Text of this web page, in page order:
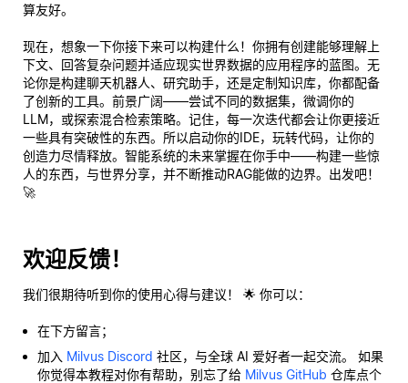
算友好。
现在，想象一下你接下来可以构建什么！你拥有创建能够理解上
下文、回答复杂问题并适应现实世界数据的应用程序的蓝图。无
论你是构建聊天机器人、研究助手，还是定制知识库，你都配备
了创新的工具。前景广阔——尝试不同的数据集，微调你的
LLM，或探索混合检索策略。记住，每一次迭代都会让你更接近
一些具有突破性的东西。所以启动你的IDE，玩转代码，让你的
创造力尽情释放。智能系统的未来掌握在你手中——构建一些惊
人的东西，与世界分享，并不断推动RAG能做的边界。出发吧！
🚀
欢迎反馈！
我们很期待听到你的使用心得与建议！ 🌟 你可以：
在下方留言；
加入 Milvus Discord 社区，与全球 AI 爱好者一起交流。 如果
你觉得本教程对你有帮助，别忘了给 Milvus GitHub 仓库点个